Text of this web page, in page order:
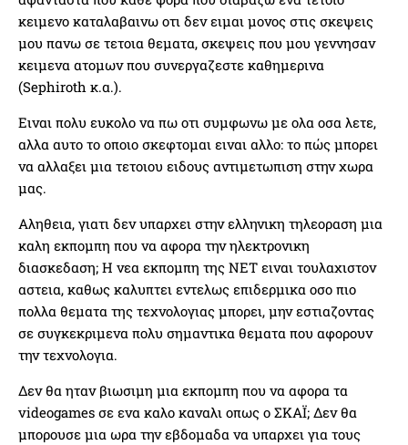
κειμενο καταλαβαινω οτι δεν ειμαι μονος στις σκεψεις
μου πανω σε τετοια θεματα, σκεψεις που μου γεννησαν
κειμενα ατομων που συνεργαζεστε καθημερινα
(Sephiroth κ.α.).
Ειναι πολυ ευκολο να πω οτι συμφωνω με ολα οσα λετε,
αλλα αυτο το οποιο σκεφτομαι ειναι αλλο: το πώς μπορει
να αλλαξει μια τετοιου ειδους αντιμετωπιση στην χωρα
μας.
Αληθεια, γιατι δεν υπαρχει στην ελληνικη τηλεοραση μια
καλη εκπομπη που να αφορα την ηλεκτρονικη
διασκεδαση; Η νεα εκπομπη της ΝΕΤ ειναι τουλαχιστον
αστεια, καθως καλυπτει εντελως επιδερμικα οσο πιο
πολλα θεματα της τεχνολογιας μπορει, μην εστιαζοντας
σε συγκεκριμενα πολυ σημαντικα θεματα που αφορουν
την τεχνολογια.
Δεν θα ηταν βιωσιμη μια εκπομπη που να αφορα τα
videogames σε ενα καλο καναλι οπως ο ΣΚΑΪ; Δεν θα
μπορουσε μια ωρα την εβδομαδα να υπαρχει για τους